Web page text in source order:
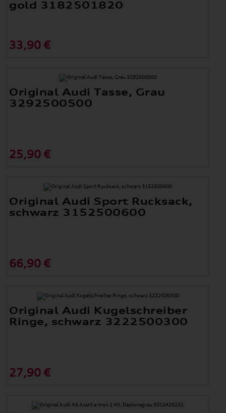
gold 3182501820
33,90 €
Original Audi Tasse, Grau
3292500500
25,90 €
Original Audi Sport Rucksack,
schwarz 3152500600
66,90 €
Original Audi Kugelschreiber
Ringe, schwarz 3222500300
27,90 €